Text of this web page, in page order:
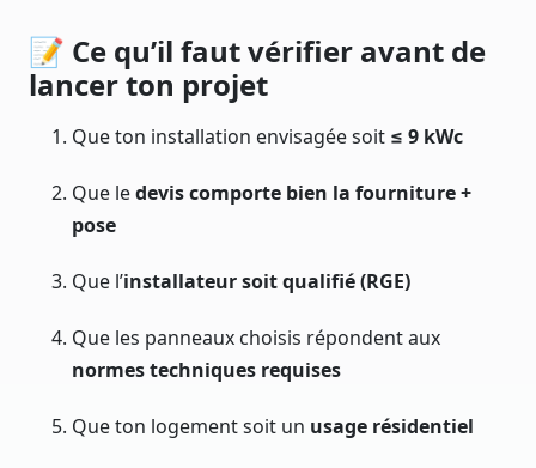
📝 Ce qu’il faut vérifier avant de
lancer ton projet
Que ton installation envisagée soit ≤ 9 kWc
Que ledevis comporte bien la fourniture +
pose
Que l’installateur soit qualifié (RGE)
Que les panneaux choisis répondent aux
normes techniques requises
Que ton logement soit un usage résidentiel